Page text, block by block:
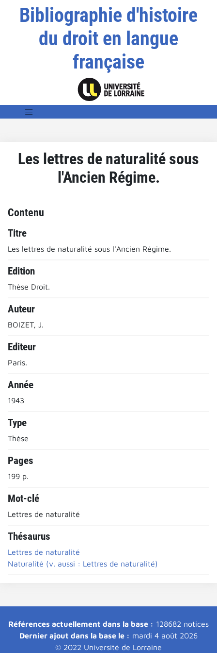
Bibliographie d'histoire
du droit en langue
française
Les lettres de naturalité sous
l'Ancien Régime.
Contenu
Titre
Les lettres de naturalité sous l'Ancien Régime.
Edition
Thèse Droit.
Auteur
BOIZET, J.
Editeur
Paris.
Année
1943
Type
Thèse
Pages
199 p.
Mot-clé
Lettres de naturalité
Thésaurus
Lettres de naturalité
Naturalité (v. aussi : Lettres de naturalité)
Références actuellement dans la base : 128682 notices
Dernier ajout dans la base le : mardi 4 août 2026
© 2022 Université de Lorraine